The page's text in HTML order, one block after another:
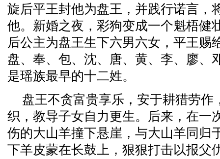
旋后平王封他为盘王，并践行诺言，
他。新婚之夜，彩狗变成一个魁梧健
后公主为盘王生下六男六女，平王赐
盘、奉、包、沈、唐、黄、李、廖、
是瑶族最早的十二姓。
盘王不贪富贵享乐，安于耕猎劳作
织，教导子女自力更生。后来，在一
伤的大山羊撞下悬崖，与大山羊同归
下羊皮蒙在长鼓上，狠狠打击以报父